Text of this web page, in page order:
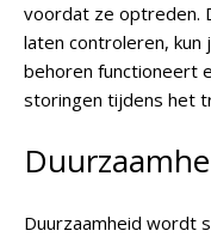
voordat ze optreden.
laten controleren, kun
behoren functioneert
storingen tijdens het
Duurzaamheid wordt